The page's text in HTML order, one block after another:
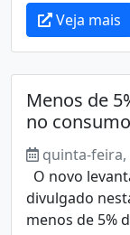
Veja mais
Menos de
no
quinta-feira,
O novo
divulgado
menos de 5%